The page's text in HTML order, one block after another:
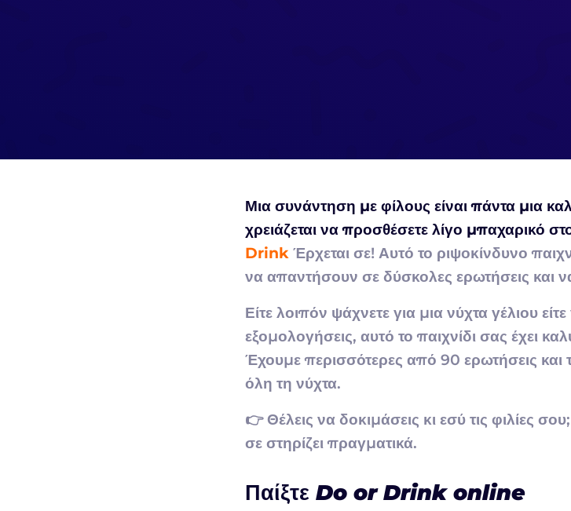
Μια συνάντηση με φίλους είναι πάντα μια
χρειάζεται να προσθέσετε λίγο μπαχαρικό
Drink Έρχεται σε! Αυτό το ριψοκίνδυνο
να απαντήσουν σε δύσκολες ερωτήσεις και
Είτε λοιπόν ψάχνετε για μια νύχτα γέλιου
εξομολογήσεις, αυτό το παιχνίδι σας έχει
Έχουμε περισσότερες από 90 ερωτήσεις και
όλη τη νύχτα.
👉 Θέλεις να δοκιμάσεις κι εσύ τις φιλίες
σε στηρίζει πραγματικά.
Παίξτε Do or Drink online